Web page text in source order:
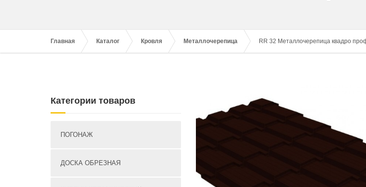
Главная Каталог Кровля Металлочерепица RR 32 Металлочерепица квадро
Категории товаров
ПОГОНАЖ
ДОСКА ОБРЕЗНАЯ